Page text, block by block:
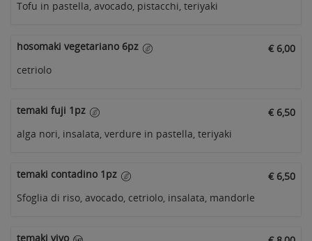
Tofu in pastella, avocado, pistacchi, teriyaki
hosomaki vegetariano 6pz
€ 6,00
cetriolo
temaki fuji 1pz
€ 6,50
alga nori, insalata, verdure in pastella, teriyaki
temaki contadino 1pz
€ 6,50
Sfoglia di riso, avocado, cetriolo, insalata, mandorle
temaki vivo